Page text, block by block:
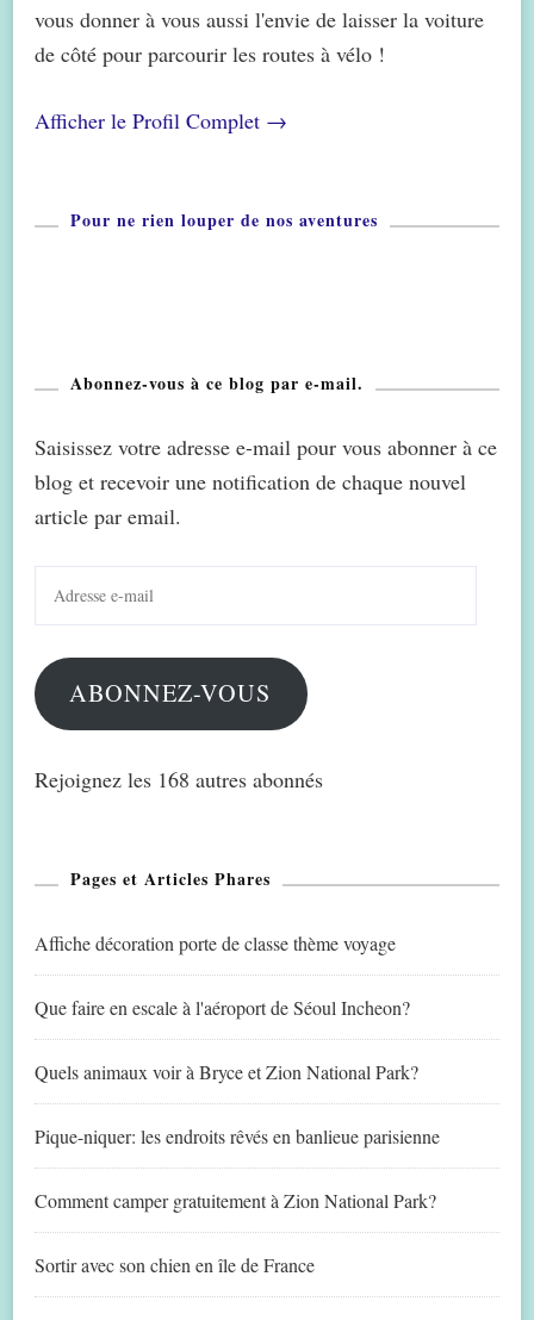
vous donner à vous aussi l'envie de laisser la voiture
de côté pour parcourir les routes à vélo !
Afficher le Profil Complet →
Pour ne rien louper de nos aventures
Abonnez-vous à ce blog par e-mail.
Saisissez votre adresse e-mail pour vous abonner à ce
blog et recevoir une notification de chaque nouvel
article par email.
ABONNEZ-VOUS
Rejoignez les 168 autres abonnés
Pages et Articles Phares
Affiche décoration porte de classe thème voyage
Que faire en escale à l'aéroport de Séoul Incheon?
Quels animaux voir à Bryce et Zion National Park?
Pique-niquer: les endroits rêvés en banlieue parisienne
Comment camper gratuitement à Zion National Park?
Sortir avec son chien en île de France